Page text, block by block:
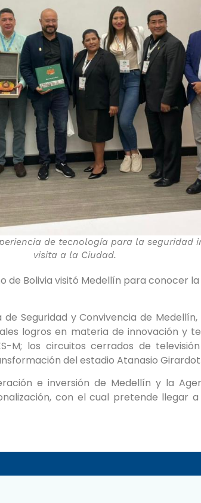
de tecnología para la seguridad
visita a la Ciudad.
Bolivia visitó Medellín para conocer
Seguridad y Convivencia de
logros en materia de innovación y
los circuitos cerrados de
del estadio Atanasio Girardot.
e inversión de Medellín y la
con el cual pretende llegar